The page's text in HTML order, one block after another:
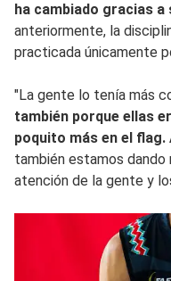
ha cambiado gracias
anteriormente, la
practicada únicamente
"La gente lo tenía más
también porque ellas
poquito más en el flag.
también estamos dando
atención de la gente y